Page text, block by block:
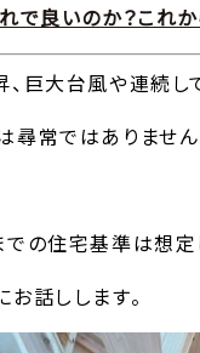
れで良いのか？これ
、巨大台風や連続し
常ではありません
の住宅基準は想定
話しします。